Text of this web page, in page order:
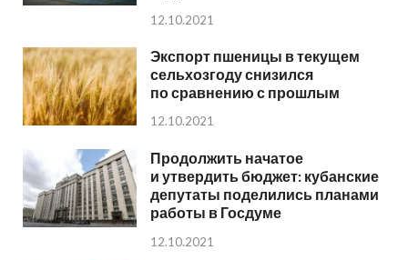
12.10.2021
Экспорт пшеницы в текущем
сельхозгоду снизился
по сравнению с прошлым
12.10.2021
Продолжить начатое
и утвердить бюджет: кубанские
депутаты поделились планами
работы в Госдуме
12.10.2021